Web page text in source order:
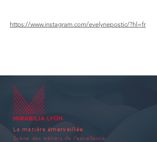
https://www.instagram.com/evelynepostic/?hl=fr
La matière émerveillée
Scène des métiers de l’excellence